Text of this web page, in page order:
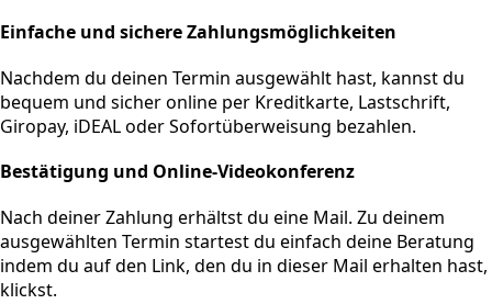
Einfache und sichere Zahlungsmöglichkeiten
Nachdem du deinen Termin ausgewählt hast, kannst du
bequem und sicher online per Kreditkarte, Lastschrift,
Giropay, iDEAL oder Sofortüberweisung bezahlen.
Bestätigung und Online-Videokonferenz
Nach deiner Zahlung erhältst du eine Mail. Zu deinem
ausgewählten Termin startest du einfach deine Beratung
indem du auf den Link, den du in dieser Mail erhalten hast,
klickst.